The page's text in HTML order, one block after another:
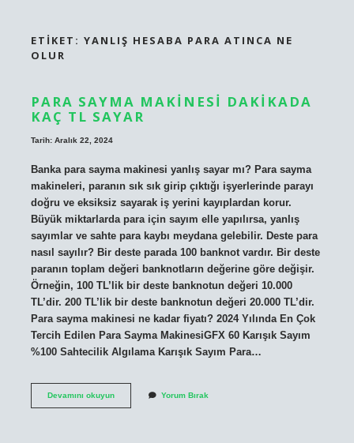
ETIKET: YANLIŞ HESABA PARA ATINCA NE
OLUR
PARA SAYMA MAKINESI DAKIKADA
KAÇ TL SAYAR
Tarih: Aralık 22, 2024
Banka para sayma makinesi yanlış sayar mı? Para sayma
makineleri, paranın sık sık girip çıktığı işyerlerinde parayı
doğru ve eksiksiz sayarak iş yerini kayıplardan korur.
Büyük miktarlarda para için sayım elle yapılırsa, yanlış
sayımlar ve sahte para kaybı meydana gelebilir. Deste para
nasıl sayılır? Bir deste parada 100 banknot vardır. Bir deste
paranın toplam değeri banknotların değerine göre değişir.
Örneğin, 100 TL’lik bir deste banknotun değeri 10.000
TL’dir. 200 TL’lik bir deste banknotun değeri 20.000 TL’dir.
Para sayma makinesi ne kadar fiyatı? 2024 Yılında En Çok
Tercih Edilen Para Sayma MakinesiGFX 60 Karışık Sayım
%100 Sahtecilik Algılama Karışık Sayım Para…
Devamını okuyunPara
Yorum Bırak